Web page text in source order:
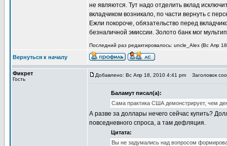
не являются. Тут надо отделить вклад
вкладчиком возникало, по части вернуть с
Ежли покороче, обязательство перед
безналичной эмиссии. Золото банк мог
Последний раз редактировалось: uncle_Alex (Вс Апр
Вернуться к началу
Фикрет
Гость
Добавлено: Вс Апр 18, 2010 4:41 pm Заголовок
Баламут писал(а):
Сама практика США демонстрирует, чем
А разве за доллары нечего сейчас купить?
повседневного спроса, а там дефляция.
Цитата:
Вы не задумались над вопросом